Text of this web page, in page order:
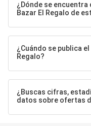
¿Dónde se
Bazar El Regalo de
¿Cuándo se publica
Regalo?
¿Buscas cifras,
datos sobre ofertas